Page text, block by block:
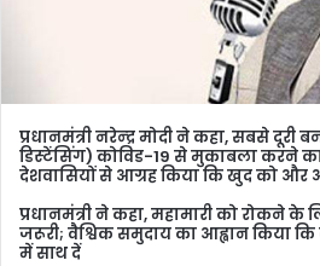
प्रधानमंत्री नरेन्‍द्र मोदी ने कहा, सबसे
डिस्‍टेंसिंग) कोविड-19 से मुकाबला करने का
देशवासियों से आग्रह किया कि खुद को और
प्रधानमंत्री ने कहा, महामारी को
जरूरी; वैश्विक समुदाय का आह्वान किया
में साथ दें